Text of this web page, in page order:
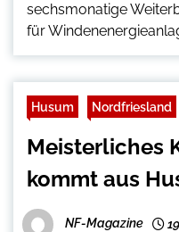
sechsmonatige
für
Husum Nordfriesland
Meisterliches
kommt aus
NF-Magazine